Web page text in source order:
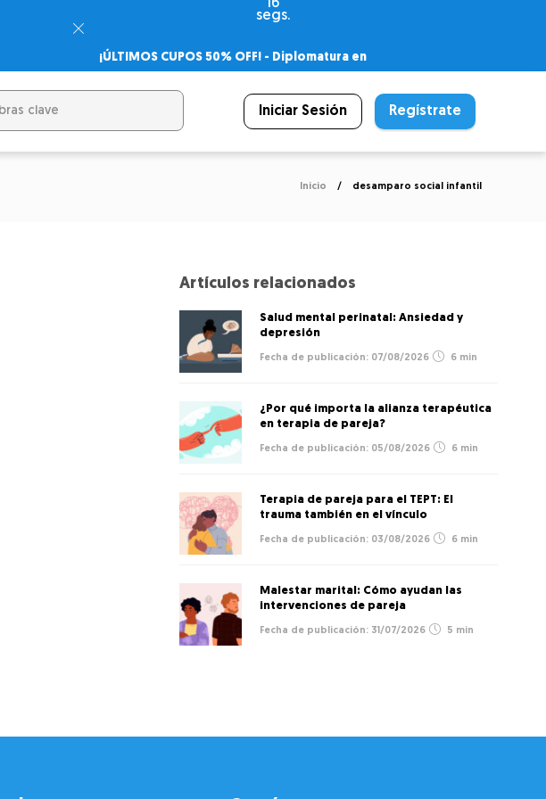
15
segs.
¡ÚLTIMOS CUPOS 50% OFF! - Diplomatura en
– Certificado Universitario
Iniciar Sesión Regístrate
Inicio desamparo social infantil
Artículos relacionados
Salud mental perinatal: Ansiedad y
depresión
07/08/2026 6 min
¿Por qué importa la alianza terapéutica
en terapia de pareja?
05/08/2026 6 min
Terapia de pareja para el TEPT: El
trauma también en el vínculo
03/08/2026 6 min
Malestar marital: Cómo ayudan las
intervenciones de pareja
31/07/2026 5 min